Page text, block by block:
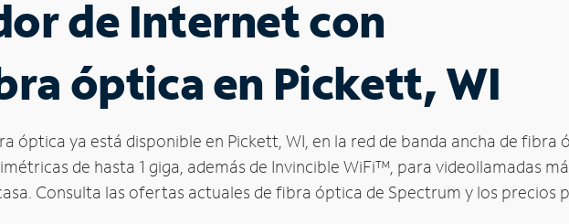
de Internet con
óptica en Pickett, WI
óptica ya está disponible en Pickett, WI, en la red de banda ancha de
de hasta 1 giga, además de Invincible WiFi™, para videollamadas
Consulta las ofertas actuales de fibra óptica de Spectrum y los